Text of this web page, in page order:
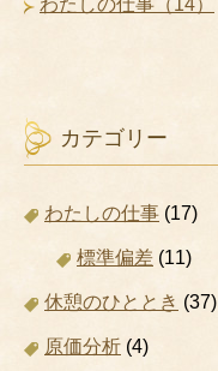
わたしの仕事（14）
カテゴリー
わたしの仕事 (17)
標準偏差 (11)
休憩のひととき (37)
原価分析 (4)